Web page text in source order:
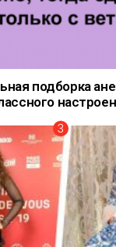
подборка